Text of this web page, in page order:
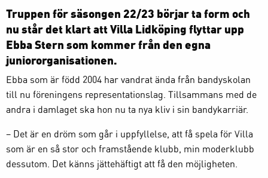
Truppen för säsongen 22/23 börjar ta form och
nu står det klart att Villa Lidköping flyttar upp
Ebba Stern som kommer från den egna
juniororganisationen.
Ebba som är född 2004 har vandrat ända från bandyskolan
till nu föreningens representationslag. Tillsammans med de
andra i damlaget ska hon nu ta nya kliv i sin bandykarriär.
– Det är en dröm som går i uppfyllelse, att få spela för Villa
som är en så stor och framstående klubb, min moderklubb
dessutom. Det känns jättehäftigt att få den möjligheten.